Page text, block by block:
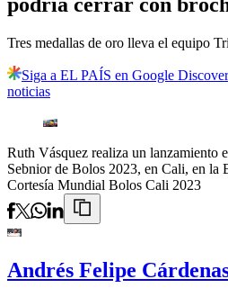
podría cerrar con
Tres medallas de oro lleva el equipo
Siga a EL PAÍS en Google
noticias
Ruth Vásquez realiza un lanzamiento
Sebnior de Bolos 2023, en Cali, en la
Cortesía Mundial Bolos Cali 2023
Andrés Felipe